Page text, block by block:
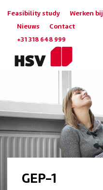
Feasibility study Werken bij
Nieuws Contact
+31 318 648 999
GEP-1